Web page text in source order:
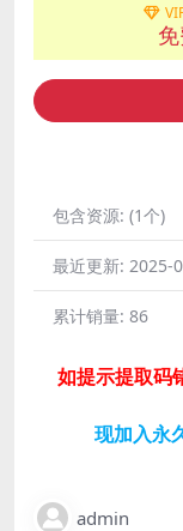
包含资源: (1个)
最近更新: 2025-
累计销量: 86
如提示提取码
现加入永
admin